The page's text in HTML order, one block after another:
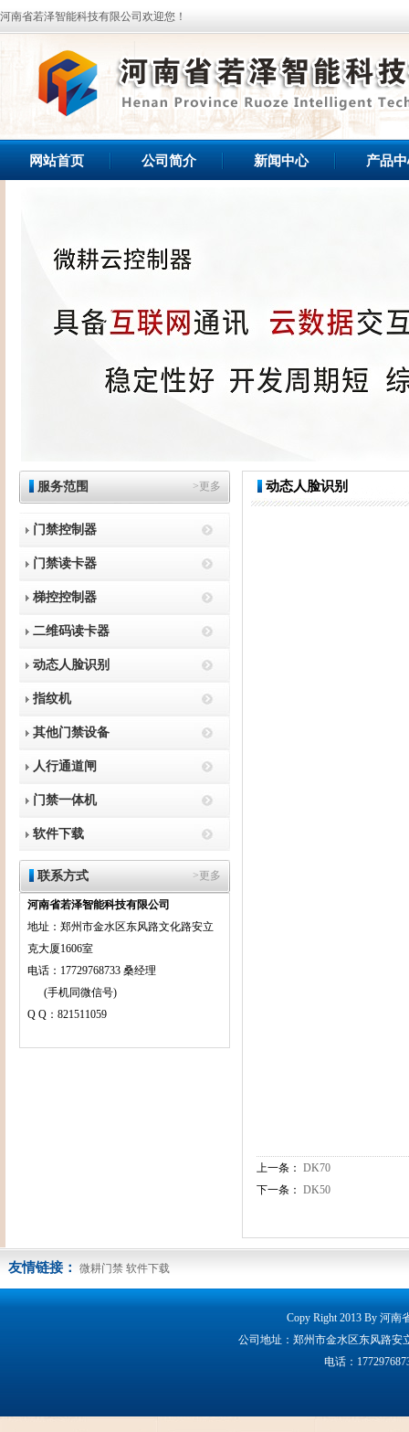
河南省若泽智能科技有限公司欢迎您！
网站首页 公司简介 新闻中心 产品
服务范围 >更多
门禁控制器
门禁读卡器
梯控控制器
二维码读卡器
动态人脸识别
指纹机
其他门禁设备
人行通道闸
门禁一体机
软件下载
联系方式 >更多
河南省若泽智能科技有限公司
地址：郑州市金水区东风路文化路安立
克大厦1606室
电话：17729768733 桑经理
(手机同微信号)
Q Q：821511059
动态人脸识别
上一条： DK70
下一条： DK50
友情链接： 微耕门禁 软件下载
Copy Right 2013 By 河南
公司地址：郑州市金水区东风路安
电话：